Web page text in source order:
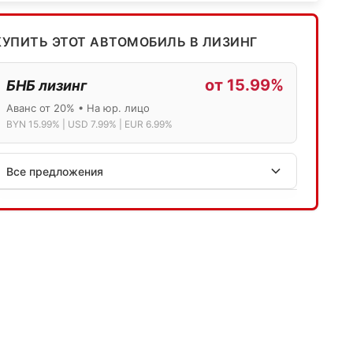
ЭТОТ АВТОМОБИЛЬ В ЛИЗИНГ
БНБ лизинг от 15.99%
Аванс от 20% • На юр. лицо
BYN 15.99% | USD 7.99% | EUR 6.99%
Все предложения
АСБ лизинг